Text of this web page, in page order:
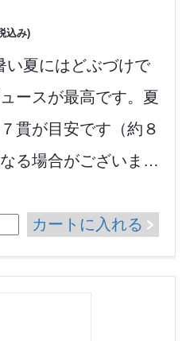
込み)
い夏にはどぶづけで
ースが最高です。夏
貫が目安です（約８
る場合がございま…
カートに入れる